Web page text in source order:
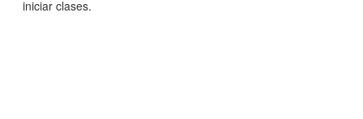
iniciar clases.